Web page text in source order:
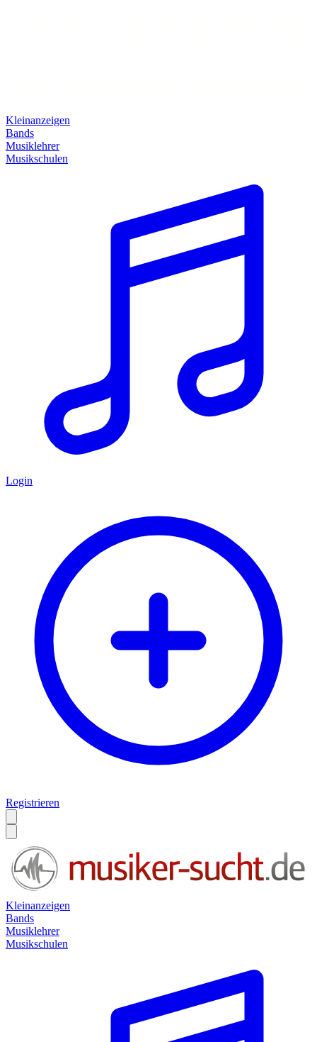
Kleinanzeigen
Bands
Musiklehrer
Musikschulen
Login
Registrieren
Kleinanzeigen
Bands
Musiklehrer
Musikschulen